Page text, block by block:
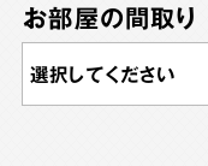
お部屋の間取り